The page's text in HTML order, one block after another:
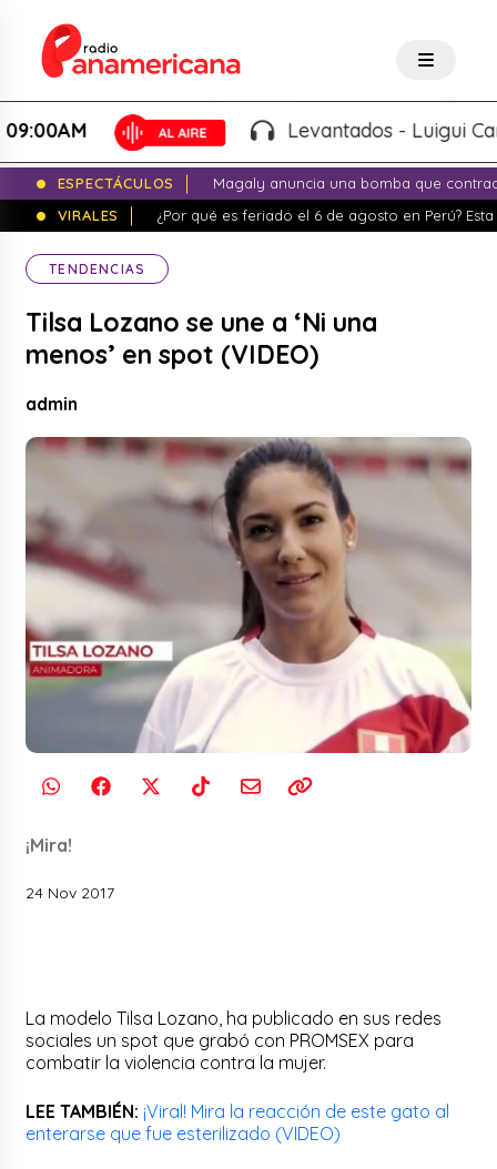
Levantados - Luigui Carbajal
ESPECTÁCULOS
Magaly anuncia una bomba que
VIRALES
¿Por qué es feriado el 6 de agosto en Perú?
TENDENCIAS
Tilsa Lozano se une a ‘Ni una
menos’ en spot (VIDEO)
admin
¡Mira!
24 Nov 2017
La modelo Tilsa Lozano, ha publicado en sus redes
sociales un spot que grabó con PROMSEX para
combatir la violencia contra la mujer.
LEE TAMBIÉN: ¡Viral! Mira la reacción de este gato al
enterarse que fue esterilizado (VIDEO)